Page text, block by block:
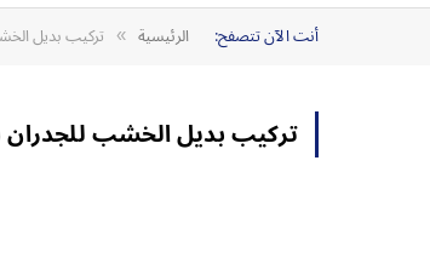
أنت الآن تتصفح: الرئيسية » تركيب بديل
تركيب بديل الخشب